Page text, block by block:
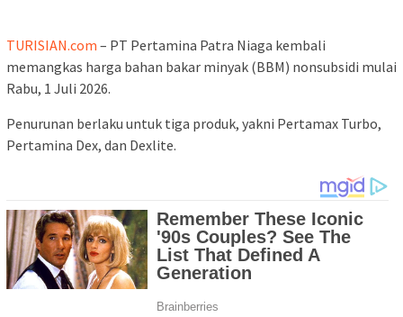
TURISIAN.com – PT Pertamina Patra Niaga kembali
memangkas harga bahan bakar minyak (BBM) nonsubsidi mulai
Rabu, 1 Juli 2026.
Penurunan berlaku untuk tiga produk, yakni Pertamax Turbo,
Pertamina Dex, dan Dexlite.